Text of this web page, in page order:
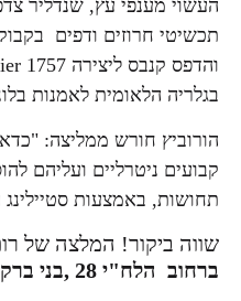
העשוי מענפי עץ, שנדליר
תכשיטי חרוזים ודפים
בגלריה הלאומית לאמנות
הורוביץ חורש ממליצה: "כדאי
קבועים ניטרליים ועליהם
תחושות, באמצעות סטיילינג
שווה ביקור! המלצה של רות,
ברחוב הלח"י 28 ,בני ברק